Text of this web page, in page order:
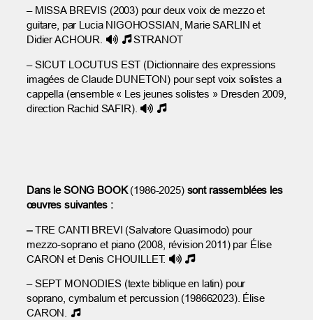
– MISSA BREVIS (2003) pour deux voix de mezzo et
guitare, par Lucia NIGOHOSSIAN, Marie SARLIN et
Didier ACHOUR.
STRANOT
– SICUT LOCUTUS EST (Dictionnaire des expressions
imagées de Claude DUNETON) pour sept voix solistes a
cappella (ensemble « Les jeunes solistes » Dresden 2009,
direction Rachid SAFIR).
Dans le SONG BOOK (1986-2025) sont rassemblées les
œuvres suivantes :
–TRE CANTI BREVI (Salvatore Quasimodo) pour
mezzo-soprano et piano (2008, révision 2011) par Élise
CARON et Denis CHOUILLET.
– SEPT MONODIES (texte biblique en latin) pour
soprano, cymbalum et percussion (198662023). Élise
CARON.